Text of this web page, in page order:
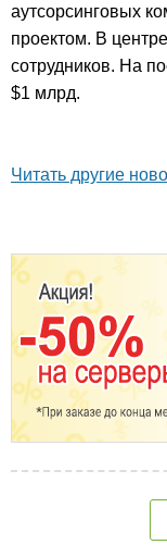
аутсорсинговых
проектом. В
сотрудников. На
$1 млрд.
Читать другие